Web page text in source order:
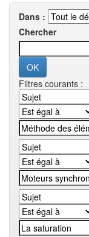
Dans :
Chercher
Filtres courants :